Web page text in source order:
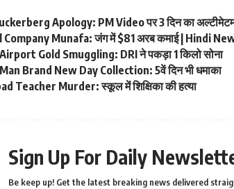
Apology: PM Video पर 3 दिन का
Company Munafa: जंग में $81 अरब कमाई | Hindi
Gold Smuggling: DRI ने पकड़ा 1 किलो सोना
Brand New Day Collection: 5वें दिन भी धमाका
Teacher Murder: स्कूल में शिक्षिका की हत्या
Sign Up For Daily
Be keep up! Get the latest breaking news delivered